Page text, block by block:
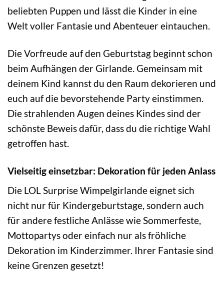
beliebten Puppen und lässt die Kinder in eine
Welt voller Fantasie und Abenteuer eintauchen.
Die Vorfreude auf den Geburtstag beginnt schon
beim Aufhängen der Girlande. Gemeinsam mit
deinem Kind kannst du den Raum dekorieren und
euch auf die bevorstehende Party einstimmen.
Die strahlenden Augen deines Kindes sind der
schönste Beweis dafür, dass du die richtige Wahl
getroffen hast.
Vielseitig einsetzbar: Dekoration für jeden Anlass
Die LOL Surprise Wimpelgirlande eignet sich
nicht nur für Kindergeburtstage, sondern auch
für andere festliche Anlässe wie Sommerfeste,
Mottopartys oder einfach nur als fröhliche
Dekoration im Kinderzimmer. Ihrer Fantasie sind
keine Grenzen gesetzt!